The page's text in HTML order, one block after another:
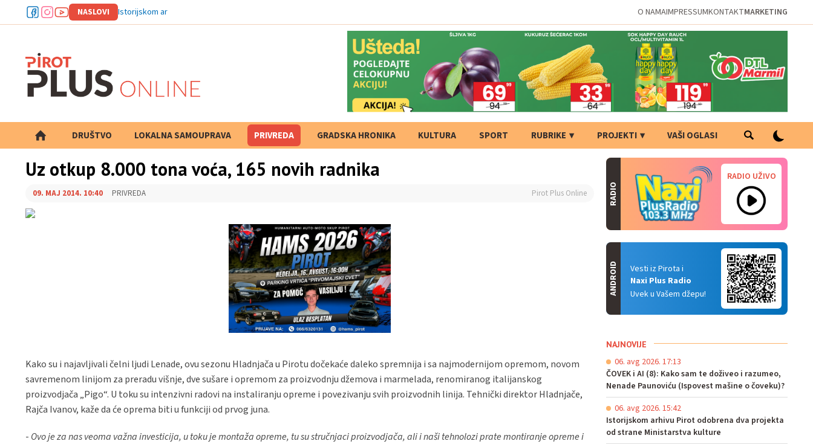
NASLOVI Istorijskom arhivu Pirot odobre O NAMAIMPRESSUMKONTAKTMARKETING
DRUŠTVO LOKALNA SAMOUPRAVA PRIVREDA GRADSKA HRONIKA KULTURA SPORT RUBRIKE PROJEKTI VAŠI OGLASI
PRETRAGA
Uz otkup 8.000 tona voća, 165 novih radnika
09. MAJ 2014. 10:40 PRIVREDA Pirot Plus Online
Kako su i najavljivali čelni ljudi Lenade, ovu sezonu Hladnjača u Pirotu dočekaće daleko spremnija i sa najmodernijom opremom, novom
savremenom linijom za preradu višnje, dve sušare i opremom za proizvodnju džemova i marmelada, renomiranog italijanskog
proizvodjača „Pigo“. U toku su intenzivni radovi na instaliranju opreme i povezivanju svih proizvodnih linija. Tehnički direktor Hladnjače,
Rajča Ivanov, kaže da će oprema biti u funkciji od prvog juna.
- Ovo je za nas veoma važna investicija, u toku je montaža opreme, tu su stručnjaci proizvodjača, ali i naši tehnolozi prate montiranje opreme i
RADIO
RADIO UŽIVO
Vesti iz Pirota i
Naxi Plus Radio
Uvek u Vašem džepu!
ANDROID
NAJNOVIJE
06. avg 2026. 17:13
ČOVEK i AI (8): Kako sam te doživeo i razumeo,
Nenade Paunoviću (Ispovest mašine o čoveku)?
06. avg 2026. 15:42
Istorijskom arhivu Pirot odobrena dva projekta
od strane Ministarstva kulture